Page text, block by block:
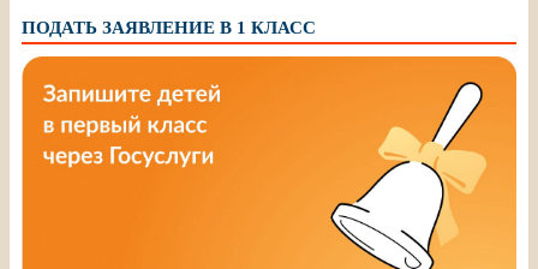
ПОДАТЬ ЗАЯВЛЕНИЕ В 1 КЛАСС